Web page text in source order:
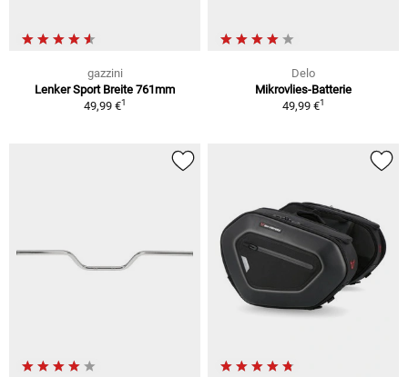
gazzini
Lenker Sport Breite 761mm
49,99 €1
Delo
Mikrovlies-Batterie
49,99 €1